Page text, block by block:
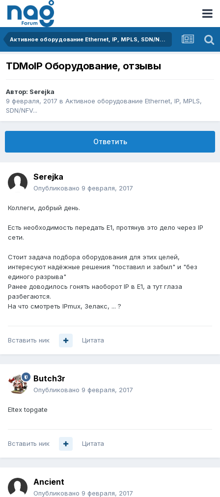
Активное оборудование Ethernet, IP, MPLS, SDN/NFV...
TDMoIP Оборудование, отзывы
Автор: Serejka
9 февраля, 2017 в Активное оборудование Ethernet, IP, MPLS,
SDN/NFV...
Ответить
Serejka
Опубликовано 9 февраля, 2017
Коллеги, добрый день.
Есть необходимость передать E1, протянув это дело через IP
сети.
Стоит задача подбора оборудования для этих целей,
интересуют надёжные решения "поставил и забыл" и "без
единого разрыва"
Ранее доводилось гонять наоборот IP в E1, а тут глаза
разбегаются.
На что смотреть IPmux, Зелакс, ... ?
Вставить ник Цитата
Butch3r
Опубликовано 9 февраля, 2017
Eltex topgate
Вставить ник Цитата
Ancient
Опубликовано 9 февраля, 2017